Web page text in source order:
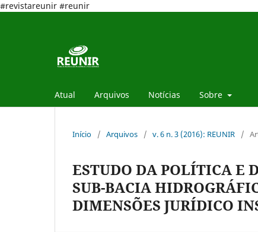
#revistareunir #reunir
Atual Arquivos Notícias Sobre
Início / Arquivos / v. 6 n. 3 (2016): REUNIR /
ESTUDO DA POLÍTICA E
SUB-BACIA
DIMENSÕES JURÍDICO